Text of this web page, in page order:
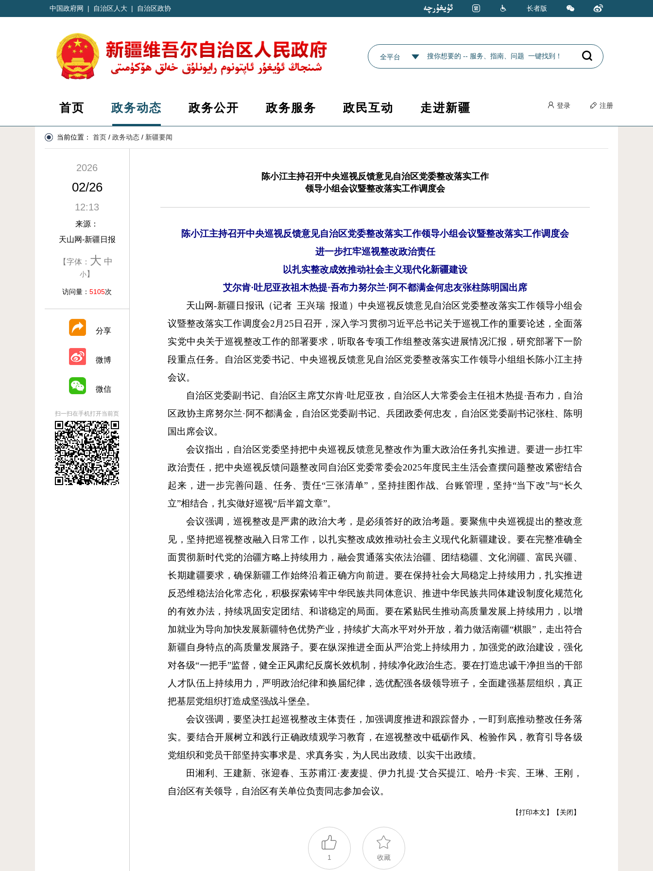
中国政府网 | 自治区人大 | 自治区政协 长者版
全平台
首页 政务动态 政务公开 政务服务 政民互动 走进新疆 登录 注册
当前位置： 首页 / 政务动态 / 新疆要闻
2026
02/26
12:13
来源：
天山网-新疆日报
【字体： 大 中
小】
访问量： 5105次
分享
微博
微信
扫一扫在手机打开当前页
陈小江主持召开中央巡视反馈意见自治区党委整改落实工作
领导小组会议暨整改落实工作调度会
陈小江主持召开中央巡视反馈意见自治区党委整改落实工作领导小组会议暨整改落实工作调度会
进一步扛牢巡视整改政治责任
以扎实整改成效推动社会主义现代化新疆建设
艾尔肯·吐尼亚孜祖木热提·吾布力努尔兰·阿不都满金何忠友张柱陈明国出席
天山网-新疆日报讯（记者 王兴瑞 报道）中央巡视反馈意见自治区党委整改落实工作领导小组会
议暨整改落实工作调度会2月25日召开，深入学习贯彻习近平总书记关于巡视工作的重要论述，全面落
实党中央关于巡视整改工作的部署要求，听取各专项工作组整改落实进展情况汇报，研究部署下一阶
段重点任务。自治区党委书记、中央巡视反馈意见自治区党委整改落实工作领导小组组长陈小江主持
会议。
自治区党委副书记、自治区主席艾尔肯·吐尼亚孜，自治区人大常委会主任祖木热提·吾布力，自治
区政协主席努尔兰·阿不都满金，自治区党委副书记、兵团政委何忠友，自治区党委副书记张柱、陈明
国出席会议。
会议指出，自治区党委坚持把中央巡视反馈意见整改作为重大政治任务扎实推进。要进一步扛牢
政治责任，把中央巡视反馈问题整改同自治区党委常委会2025年度民主生活会查摆问题整改紧密结合
起来，进一步完善问题、任务、责任“三张清单”，坚持挂图作战、台账管理，坚持“当下改”与“长久
立”相结合，扎实做好巡视“后半篇文章”。
会议强调，巡视整改是严肃的政治大考，是必须答好的政治考题。要聚焦中央巡视提出的整改意
见，坚持把巡视整改融入日常工作，以扎实整改成效推动社会主义现代化新疆建设。要在完整准确全
面贯彻新时代党的治疆方略上持续用力，融会贯通落实依法治疆、团结稳疆、文化润疆、富民兴疆、
长期建疆要求，确保新疆工作始终沿着正确方向前进。要在保持社会大局稳定上持续用力，扎实推进
反恐维稳法治化常态化，积极探索铸牢中华民族共同体意识、推进中华民族共同体建设制度化规范化
的有效办法，持续巩固安定团结、和谐稳定的局面。要在紧贴民生推动高质量发展上持续用力，以增
加就业为导向加快发展新疆特色优势产业，持续扩大高水平对外开放，着力做活南疆“棋眼”，走出符合
新疆自身特点的高质量发展路子。要在纵深推进全面从严治党上持续用力，加强党的政治建设，强化
对各级“一把手”监督，健全正风肃纪反腐长效机制，持续净化政治生态。要在打造忠诚干净担当的干部
人才队伍上持续用力，严明政治纪律和换届纪律，选优配强各级领导班子，全面建强基层组织，真正
把基层党组织打造成坚强战斗堡垒。
会议强调，要坚决扛起巡视整改主体责任，加强调度推进和跟踪督办，一盯到底推动整改任务落
实。要结合开展树立和践行正确政绩观学习教育，在巡视整改中砥砺作风、检验作风，教育引导各级
党组织和党员干部坚持实事求是、求真务实，为人民出政绩、以实干出政绩。
田湘利、王建新、张迎春、玉苏甫江·麦麦提、伊力扎提·艾合买提江、哈丹·卡宾、王琳、王刚，
自治区有关领导，自治区有关单位负责同志参加会议。
【打印本文】 【关闭】
1 收藏